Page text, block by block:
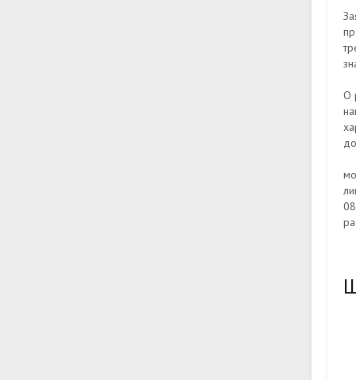
О